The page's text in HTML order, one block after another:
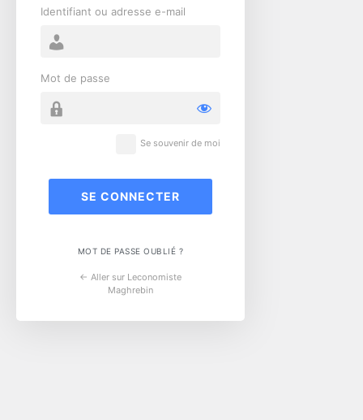
Identifiant ou adresse e-mail
Mot de passe
Se souvenir de moi
MOT DE PASSE OUBLIÉ ?
← Aller sur Leconomiste
Maghrebin